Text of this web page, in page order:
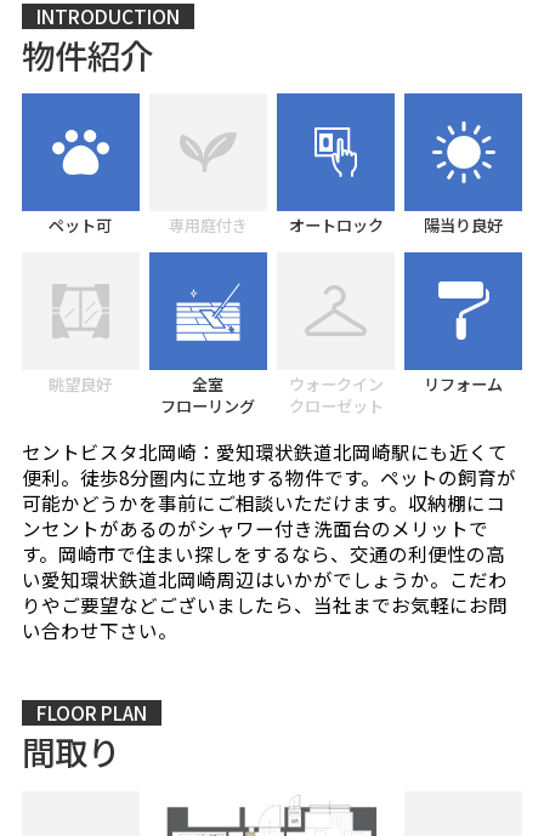
INTRODUCTION
物件紹介
ペット可 専用庭付き オートロック 陽当り良好
眺望良好
全室
フローリング
ウォークイン
クローゼット
リフォーム
セントビスタ北岡崎：愛知環状鉄道北岡崎駅にも近くて
便利。徒歩8分圏内に立地する物件です。ペットの飼育が
可能かどうかを事前にご相談いただけます。収納棚にコ
ンセントがあるのがシャワー付き洗面台のメリットで
す。岡崎市で住まい探しをするなら、交通の利便性の高
い愛知環状鉄道北岡崎周辺はいかがでしょうか。こだわ
りやご要望などございましたら、当社までお気軽にお問
い合わせ下さい。
FLOOR PLAN
間取り